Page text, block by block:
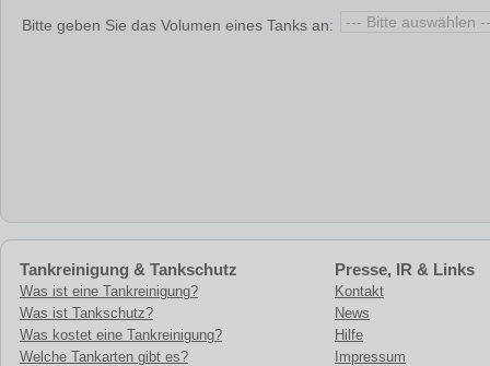
Bitte geben Sie das Volumen eines Tanks an:
Tankreinigung & Tankschutz
Was ist eine Tankreinigung?
Was ist Tankschutz?
Was kostet eine Tankreinigung?
Welche Tankarten gibt es?
Presse, IR & Links
Kontakt
News
Hilfe
Impressum